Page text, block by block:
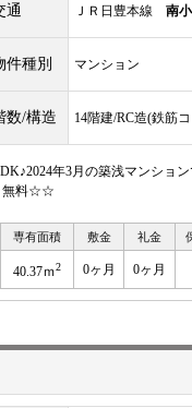
通 ＪＲ日豊本線 南
件種別 マンション
数/構造 14階建/RC造(鉄筋
年3月の築浅マンショ
無料☆☆
専有面積 敷金 礼金
40.37ｍ2 0ヶ月 0ヶ月